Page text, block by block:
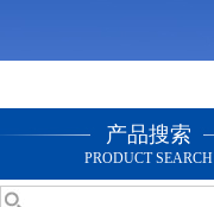
产品搜索
PRODUCT SEARCH